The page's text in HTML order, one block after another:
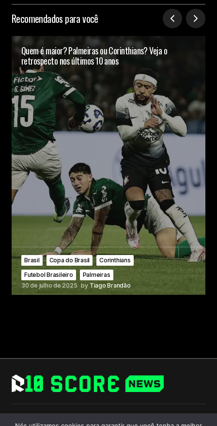
Recomendados para você
Quem é maior? Palmeiras ou Corinthians? Veja o
retrospecto nos últimos 10 anos
Brasil Copa do Brasil
Corinthians
Futebol Brasileiro
Palmeiras
30 de julho de 2025 by Tiago Brandão
Follow Us